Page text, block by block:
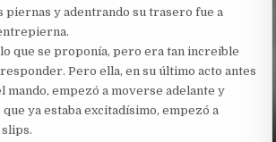
piernas y adentrando su trasero fue a
que se proponía, pero era tan increíble
Pero ella, en su último acto antes
mando, empezó a moverse adelante y
ya estaba excitadísimo, empezó a